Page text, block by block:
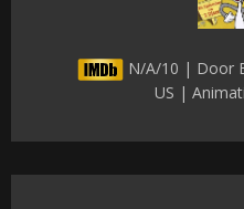
N/A/10 | Door
US |